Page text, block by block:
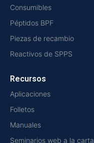
Consumibles
Péptidos BPF
Piezas de recambio
Reactivos de SPPS
Recursos
Aplicaciones
Folletos
Manuales
Seminarios web a la carta